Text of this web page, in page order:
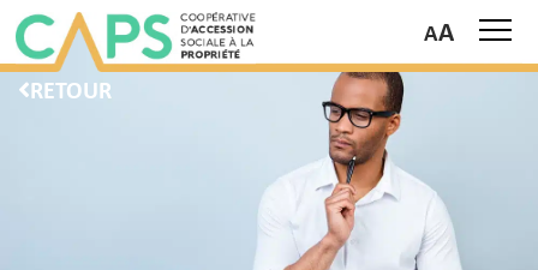
RETOUR
A